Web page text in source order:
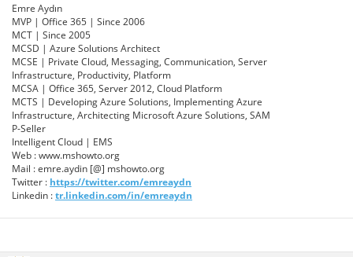
Emre Aydın
MVP | Office 365 | Since 2006
MCT | Since 2005
MCSD | Azure Solutions Architect
MCSE | Private Cloud, Messaging, Communication, Server
Infrastructure, Productivity, Platform
MCSA | Office 365, Server 2012, Cloud Platform
MCTS | Developing Azure Solutions, Implementing Azure
Infrastructure, Architecting Microsoft Azure Solutions, SAM
P-Seller
Intelligent Cloud | EMS
Web : www.mshowto.org
Mail : emre.aydin [@] mshowto.org
Twitter : https://twitter.com/emreaydn
Linkedin :tr.linkedin.com/in/emreaydn